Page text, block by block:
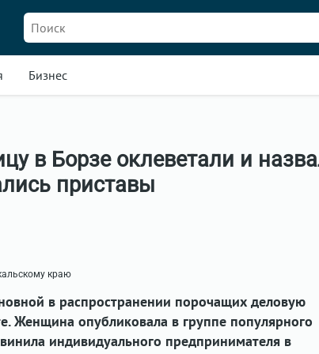
Бизнес
в Борзе оклеветали и
приставы
краю
в распространении порочащих деловую
Женщина опубликовала в группе популярного
индивидуального предпринимателя в